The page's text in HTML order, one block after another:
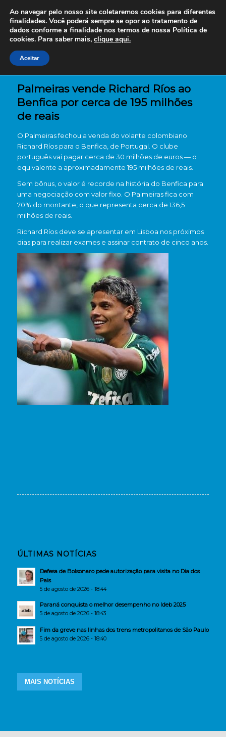
Palmeiras vende Richard Ríos ao
Benfica por cerca de 195 milhões
de reais
O Palmeiras fechou a venda do volante colombiano
Richard Ríos para o Benfica, de Portugal. O clube
português vai pagar cerca de 30 milhões de euros — o
equivalente a aproximadamente 195 milhões de reais.
Sem bônus, o valor é recorde na história do Benfica para
uma negociação com valor fixo. O Palmeiras fica com
70% do montante, o que representa cerca de 136,5
milhões de reais.
Richard Ríos deve se apresentar em Lisboa nos próximos
dias para realizar exames e assinar contrato de cinco anos.
ÚLTIMAS NOTÍCIAS
Defesa de Bolsonaro pede autorização para visita no Dia dos
Pais
5 de agosto de 2026 - 18:44
Paraná conquista o melhor desempenho no Ideb 2025
5 de agosto de 2026 - 18:43
Fim da greve nas linhas dos trens metropolitanos de São Paulo
5 de agosto de 2026 - 18:40
MAIS NOTÍCIAS
Ao navegar pelo nosso site coletaremos cookies para diferentes
finalidades. Você poderá sempre se opor ao tratamento de
dados conforme a finalidade nos termos de nossa Política de
cookies. Para saber mais, clique aqui.
Aceitar